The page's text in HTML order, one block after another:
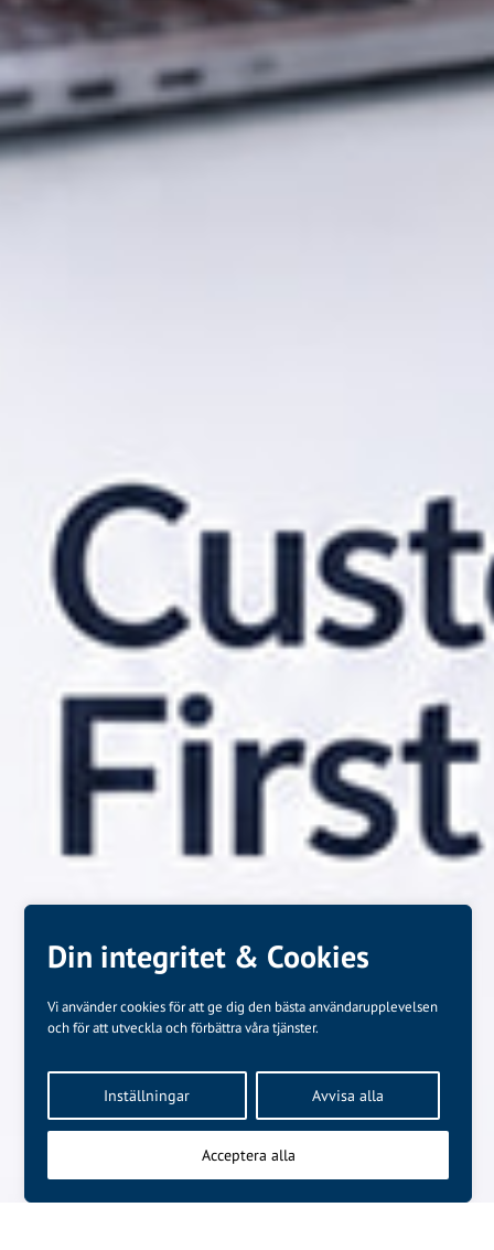
Din integritet & Cookies
Vi använder cookies för att ge dig den bästa användarupplevelsen
och för att utveckla och förbättra våra tjänster.
Inställningar Avvisa alla
Acceptera alla